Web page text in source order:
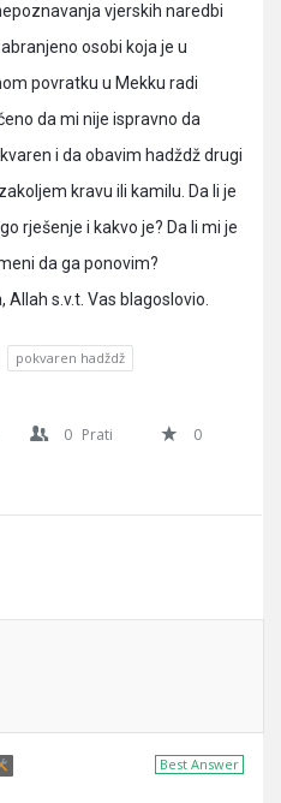
vjerskih naredbi
osobi koja je u
povratku u Mekku radi
da mi nije ispravno da
i da obavim hadždž drugi
kravu ili kamilu. Da li je
rješenje i kakvo je? Da li mi je
da ga ponovim?
s.v.t. Vas blagoslovio.
pokvaren hadždž
0 Prati
0
Best Answer